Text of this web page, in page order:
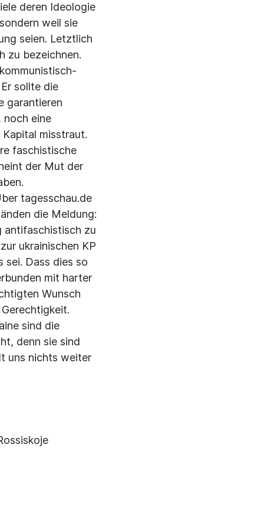
deren Ideologie
weil sie
seien. Letztlich
zu bezeichnen.
sollte die
garantieren
noch eine
misstraut.
faschistische
der Mut der
tagesschau.de
die Meldung:
antifaschistisch zu
ukrainischen KP
Dass dies so
mit harter
Wunsch
sind die
denn sie sind
uns nichts weiter